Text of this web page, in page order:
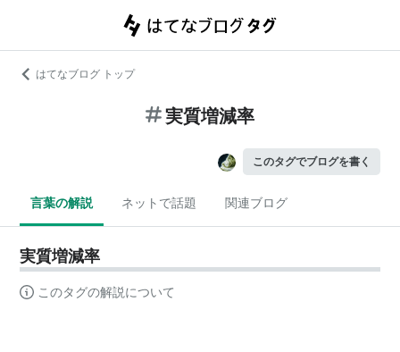
はてなブログ トップ
実質増減率
このタグでブログを書く
言葉の解説 ネットで話題 関連ブログ
実質増減率
このタグの解説について